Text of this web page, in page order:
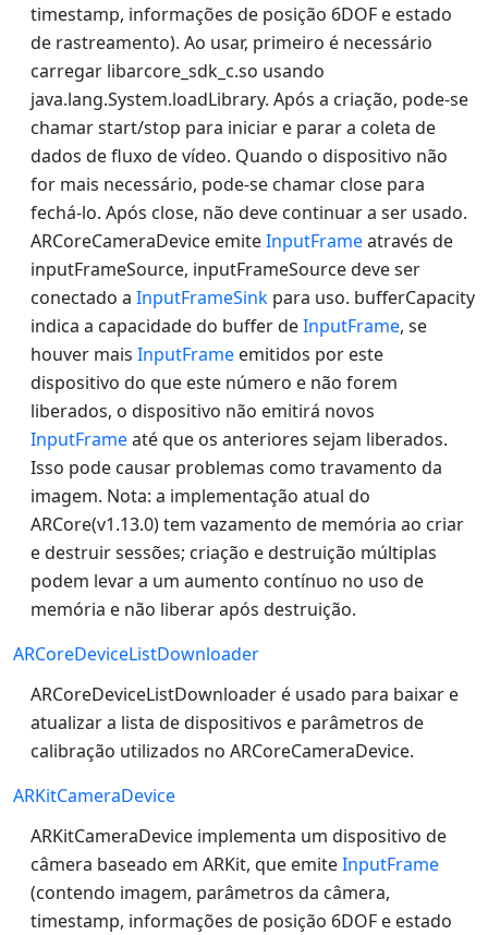
timestamp, informações de posição 6DOF e estado
de rastreamento). Ao usar, primeiro é necessário
carregar libarcore_sdk_c.so usando
java.lang.System.loadLibrary. Após a criação, pode-se
chamar start/stop para iniciar e parar a coleta de
dados de fluxo de vídeo. Quando o dispositivo não
for mais necessário, pode-se chamar close para
fechá-lo. Após close, não deve continuar a ser usado.
ARCoreCameraDevice emiteInputFrameatravés de
inputFrameSource, inputFrameSource deve ser
conectado a InputFrameSink para uso. bufferCapacity
indica a capacidade do buffer deInputFrame, se
houver mais InputFrame emitidos por este
dispositivo do que este número e não forem
liberados, o dispositivo não emitirá novos
InputFrameaté que os anteriores sejam liberados.
Isso pode causar problemas como travamento da
imagem. Nota: a implementação atual do
ARCore(v1.13.0) tem vazamento de memória ao criar
e destruir sessões; criação e destruição múltiplas
podem levar a um aumento contínuo no uso de
memória e não liberar após destruição.
ARCoreDeviceListDownloader
ARCoreDeviceListDownloader é usado para baixar e
atualizar a lista de dispositivos e parâmetros de
calibração utilizados no ARCoreCameraDevice.
ARKitCameraDevice
ARKitCameraDevice implementa um dispositivo de
câmera baseado em ARKit, que emiteInputFrame
(contendo imagem, parâmetros da câmera,
timestamp, informações de posição 6DOF e estado